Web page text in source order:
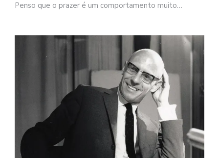
Penso que o prazer é um comportamento muito…